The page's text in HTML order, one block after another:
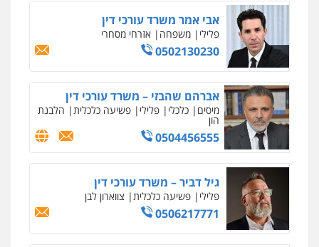
אבי אמר משרד עורכי דין
פלילי משפחה אזרחי מסחרי
0502130230
אברהם שהבזי – משרד עורכי דין
מיסים כלכלי פלילי פשיעה כלכלית הלבנת
הון
0504456555
גיל דביר – משרד עורכי דין
פלילי פשיעה כלכלית צווארון לבן
0506217771
0504578527
רונן הלל – מוניטין
0522508109